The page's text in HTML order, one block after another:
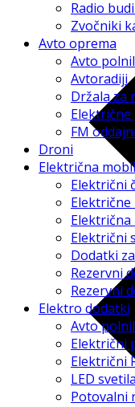
Radio
Zvočniki
Avto oprema
Avto
Avtoradiji
Držala za
Električne
FM
Droni
Električna
Električni
Električna
Električni
Dodatki
Rezervni
Rezervni
Elektro dodatki
Avto
Električni
Električni
LED svetila
Potovalni